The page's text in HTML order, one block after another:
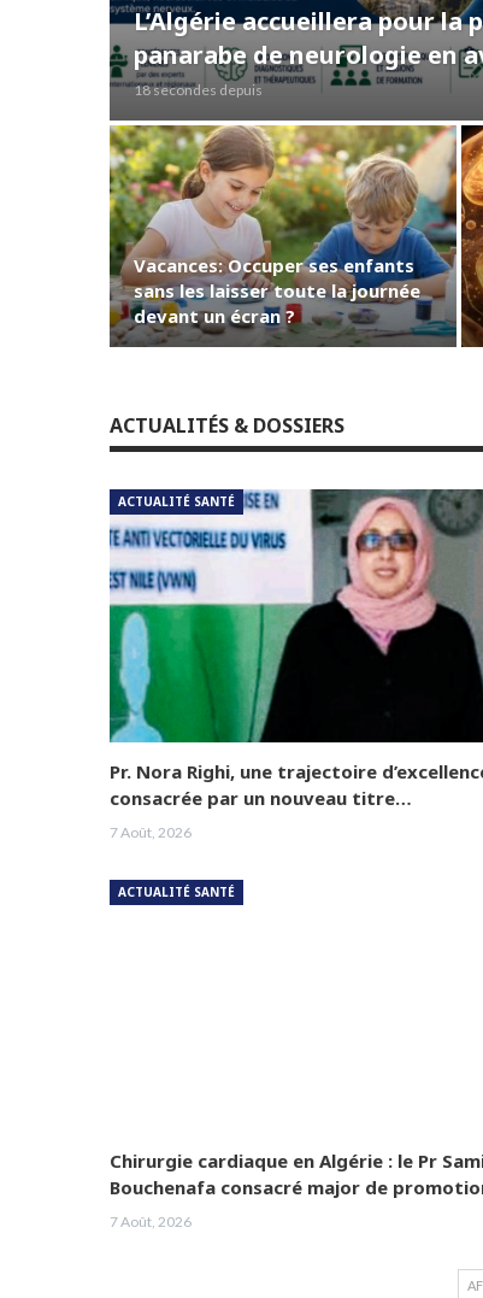
L’Algérie accueillera pour la
panarabe de neurologie en
18 secondes depuis
Vacances: Occuper ses enfants
sans les laisser toute la journée
devant un écran ?
ACTUALITÉS & DOSSIERS
ACTUALITÉ SANTÉ
Pr. Nora Righi, une trajectoire
consacrée par un nouveau titre…
7 Août, 2026
ACTUALITÉ SANTÉ
Chirurgie cardiaque en Algérie : le Pr
Bouchenafa consacré major de
7 Août, 2026